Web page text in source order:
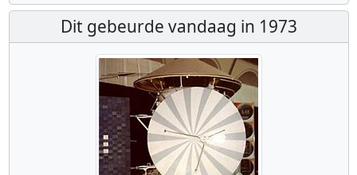
Dit gebeurde vandaag in 1973